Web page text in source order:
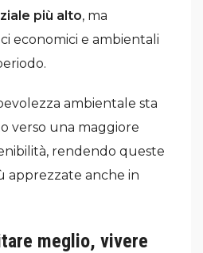
più alto, ma
economici e ambientali
ambientale sta
verso una maggiore
rendendo queste
apprezzate anche in
meglio, vivere